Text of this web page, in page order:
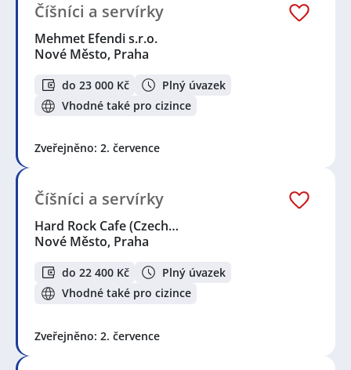
Číšníci a servírky
Mehmet Efendi s.r.o.
Nové Město, Praha
do 23 000 Kč
Plný úvazek
Vhodné také pro cizince
Zveřejněno: 2. července
Číšníci a servírky
Hard Rock Cafe (Czech…
Nové Město, Praha
do 22 400 Kč
Plný úvazek
Vhodné také pro cizince
Zveřejněno: 2. července